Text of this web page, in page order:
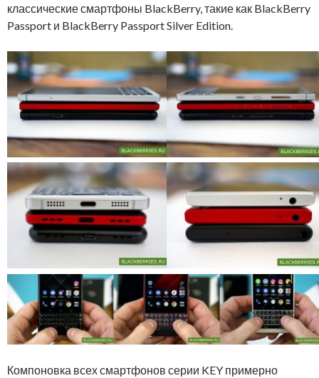
классические смартфоны BlackBerry, такие как BlackBerry
Passport и BlackBerry Passport Silver Edition.
Компоновка всех смартфонов серии KEY примерно